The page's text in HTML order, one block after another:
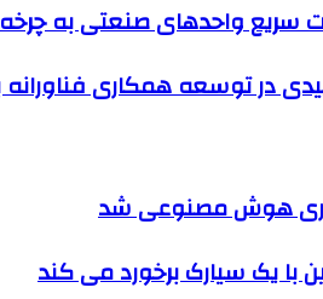
سریع واحدهای صنعتی به
در توسعه همکاری فناورانه
هوش مصنوعی شد
با یک سیارک برخورد می کند